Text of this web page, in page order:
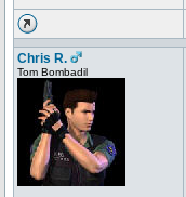
Chris R.
Tom Bombadil